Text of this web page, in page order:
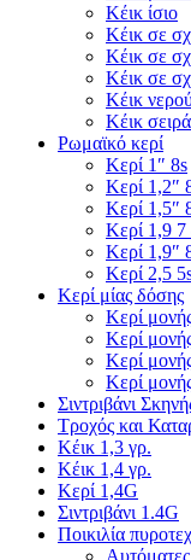
Κέικ ίσιο
Κέικ σε
Κέικ σε
Κέικ σε
Κέικ
Κέικ
Ρωμαϊκό κερί
Κερί 1″ 8s
Κερί 1,2″
Κερί 1,5″
Κερί 1,9 7
Κερί 1,9″
Κερί 2,5
Κερί μίας δόσης
Κερί
Κερί
Κερί
Κερί
Σιντριβάνι
Τροχός και
Κέικ 1,3 γρ.
Κέικ 1,4 γρ.
Κερί 1,4G
Σιντριβάνι 1.4G
Ποικιλία